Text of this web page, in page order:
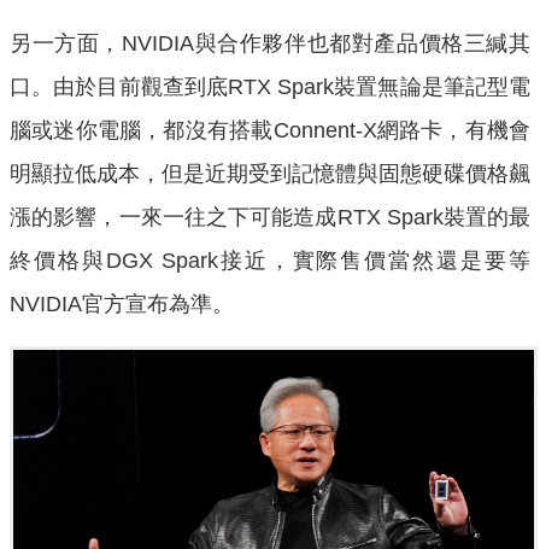
另一方面，NVIDIA與合作夥伴也都對產品價格三緘其
口。由於目前觀查到底RTX Spark裝置無論是筆記型電
腦或迷你電腦，都沒有搭載Connent-X網路卡，有機會
明顯拉低成本，但是近期受到記憶體與固態硬碟價格飆
漲的影響，一來一往之下可能造成RTX Spark裝置的最
終價格與DGX Spark接近，實際售價當然還是要等
NVIDIA官方宣布為準。